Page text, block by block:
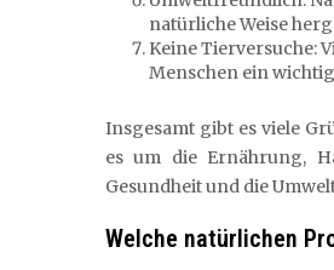
natürliche Weise
Keine Tierversuche:
Menschen ein
Insgesamt gibt es viele
es um die Ernährung,
Gesundheit und die
Welche natürlichen